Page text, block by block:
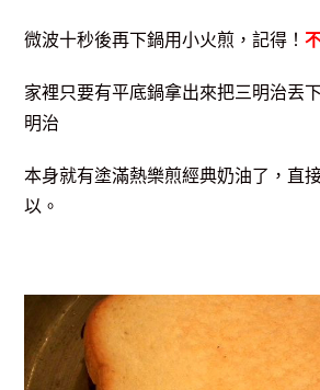
微波十秒後再下鍋用小火煎，記得！
家裡只要有平底鍋拿出來把三明治丟
明治
本身就有塗滿熱樂煎經典奶油了，直
以。